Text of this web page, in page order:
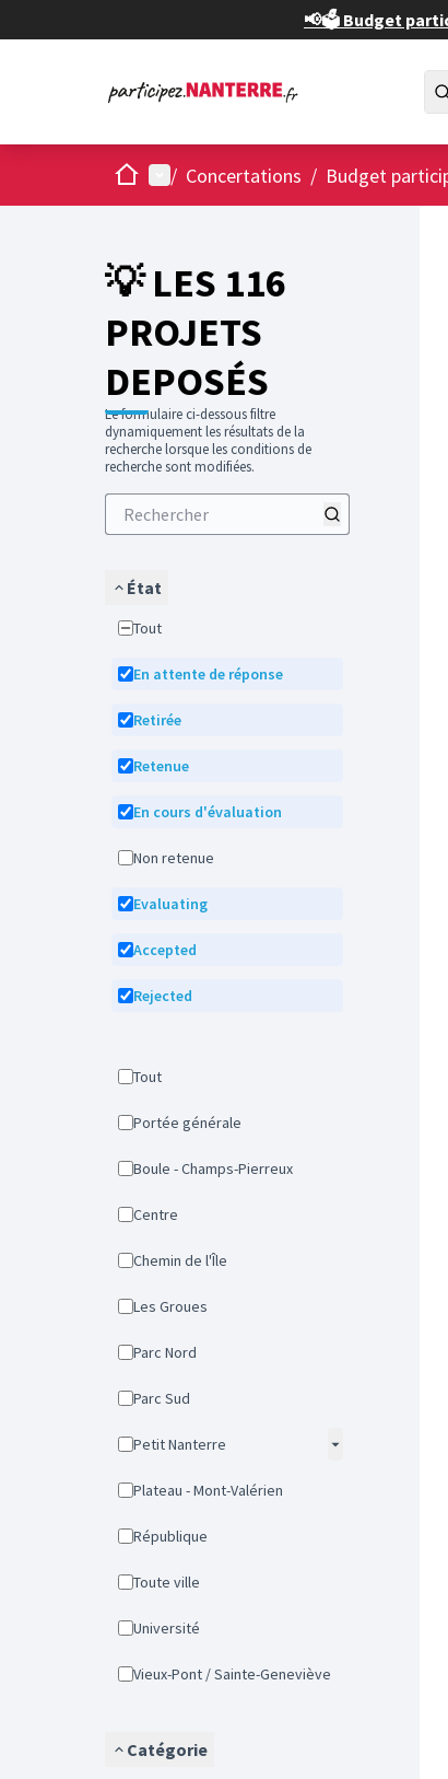
📢🗳️ Budget
AccueilMenu principal
/ Concertations / Budget
💡 LES 116
PROJETS
DEPOSÉS
Le formulaire ci-dessous filtre
dynamiquement les résultats de la
recherche lorsque les conditions de
recherche sont modifiées.
État
Tout
En attente de réponse
Retirée
Retenue
En cours d'évaluation
Non retenue
Evaluating
Accepted
Rejected
Tout
Portée générale
Boule - Champs-Pierreux
Centre
Chemin de l'Île
Les Groues
Parc Nord
Parc Sud
Petit Nanterre
Plateau - Mont-Valérien
République
Toute ville
Université
Vieux-Pont / Sainte-Geneviève
Catégorie